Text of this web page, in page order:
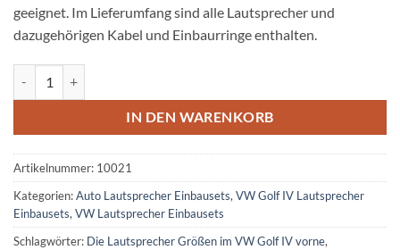
geeignet. Im Lieferumfang sind alle Lautsprecher und
dazugehörigen Kabel und Einbaurringe enthalten.
IN DEN WARENKORB
Artikelnummer: 10021
Kategorien:Auto Lautsprecher Einbausets, VW Golf IV Lautsprecher
Einbausets, VW Lautsprecher Einbausets
Schlagwörter: Die Lautsprecher Größen im VW Golf IV vorne,